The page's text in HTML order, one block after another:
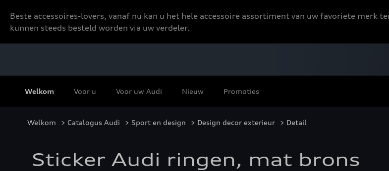
Beste accessoires-lovers, vanaf nu kan u het hele accessoire assortiment van uw favoriete merk
kunnen steeds besteld worden via uw verdeler.
Welkom Voor u Voor uw Audi Nieuw Promoties
Welkom > Catalogus Audi > Sport en design > Design decor exterieur > Detail
Sticker Audi ringen, mat brons